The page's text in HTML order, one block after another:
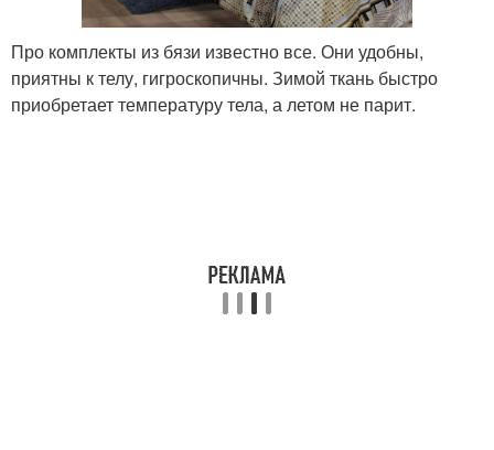
Про комплекты из бязи известно все. Они удобны,
приятны к телу, гигроскопичны. Зимой ткань быстро
приобретает температуру тела, а летом не парит.